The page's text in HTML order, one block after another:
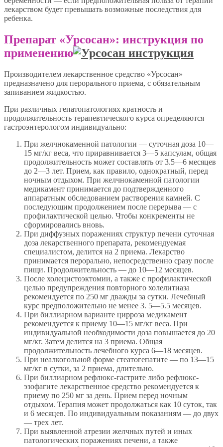
лекарством будет превышать возможные последствия для
ребенка.
Препарат «Урсосан»: инструкция по
применению
Производителем лекарственное средство «Урсосан»
предназначено для перорального приема, с обязательным
запиванием жидкостью.
При различных гепатопатологиях кратность и
продолжительность терапевтического курса определяются
гастроэнтерологом индивидуально:
При желчнокаменной патологии — суточная доза 10—
15 мг/кг веса, что приравнивается 3—5 капсулам, общая
продолжительность может составлять от 3.5—6 месяцев
до 2—3 лет. Прием, как правило, однократный, перед
ночным отдыхом. При желчнокаменной патологии
медикамент принимается до подтвержденного
аппаратным обследованием растворения камней. С
последующим продолжением после перерыва — с
профилактической целью. Чтобы конкременты не
сформировались вновь.
При диффузных поражениях структур печени суточная
доза лекарственного препарата, рекомендуемая
специалистом, делится на 2 приема. Лекарство
принимается перорально, непосредственно сразу после
пищи. Продолжительность — до 10—12 месяцев.
После холецистоэктомии, а также с профилактической
целью предупреждения повторного холелитиаза
рекомендуется по 250 мг дважды за сутки. Лечебный
курс предположительно не менее 3. 5—5.5 месяцев.
При биллиарном варианте цирроза медикамент
рекомендуется к приему 10—15 мг/кг веса. При
индивидуальной необходимости доза повышается до 20
мг/кг. Затем делится на 3 приема. Общая
продолжительность лечебного курса 6—18 месяцев.
При неалкогольной форме стеатогепатите — по 13—15
мг/кг в сутки, за 2 приема, длительно.
При биллиарном рефлюкс-гастрите либо рефлюкс-
эзофагите лекарственное средство рекомендуется к
приему по 250 мг за день. Прием перед ночным
отдыхом. Терапия может продолжаться как 10 суток, так
и 6 месяцев. По индивидуальным показаниям — до двух
— трех лет.
При выявленной атрезии желчных путей и иных
патологических поражениях печени, а также